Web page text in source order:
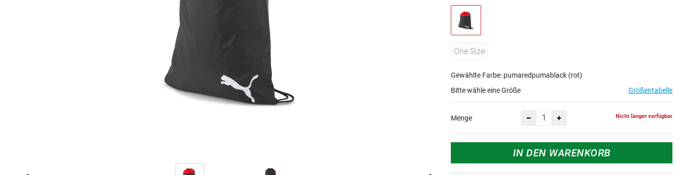
One Size
Gewählte Farbe: pumaredpumablack (rot)
Bitte wähle eine Größe
Größentabelle
Menge Nicht länger verfügbar
IN DEN WARENKORB